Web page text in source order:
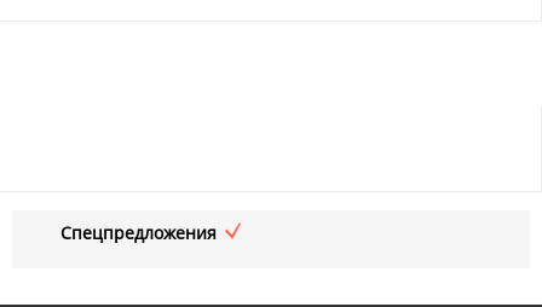
Спецпредложения